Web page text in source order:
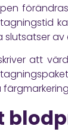
slutsatser
att